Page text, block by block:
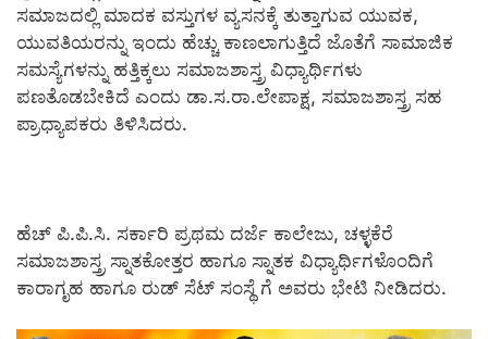
ಸಮಾಜದಲ್ಲಿ ಮಾದಕ ವಸ್ತುಗಳ ವ್ಯಸನಕ್ಕೆ ತುತ್ತಾಗುವ ಯುವಕ,
ಯುವತಿಯರನ್ನು ಇಂದು ಹೆಚ್ಚು ಕಾಣಲಾಗುತ್ತಿದೆ ಜೊತೆಗೆ ಸಾಮಾಜಿಕ
ಸಮಸ್ಯೆಗಳನ್ನು ಹತ್ತಿಕ್ಕಲು ಸಮಾಜಶಾಸ್ತ್ರ ವಿಧ್ಯಾರ್ಥಿಗಳು
ಪಣತೊಡಬೇಕಿದೆ ಎಂದು ಡಾ.ಸ.ರಾ.ಲೇಪಾಕ್ಷ, ಸಮಾಜಶಾಸ್ತ್ರ ಸಹ
ಪ್ರಾಧ್ಯಾಪಕರು ತಿಳಿಸಿದರು.
ಹೆಚ್ ಪಿ.ಪಿ.ಸಿ. ಸರ್ಕಾರಿ ಪ್ರಥಮ ದರ್ಜೆ ಕಾಲೇಜು, ಚಳ್ಳಕೆರೆ
ಸಮಾಜಶಾಸ್ತ್ರ ಸ್ನಾತಕೋತ್ತರ ಹಾಗೂ ಸ್ನಾತಕ ವಿಧ್ಯಾರ್ಥಿಗಳೊಂದಿಗೆ
ಕಾರಾಗೃಹ ಹಾಗೂ ರುಡ್ ಸೆಟ್ ಸಂಸ್ಥೆ ಗೆ ಅವರು ಭೇಟಿ ನೀಡಿದರು.